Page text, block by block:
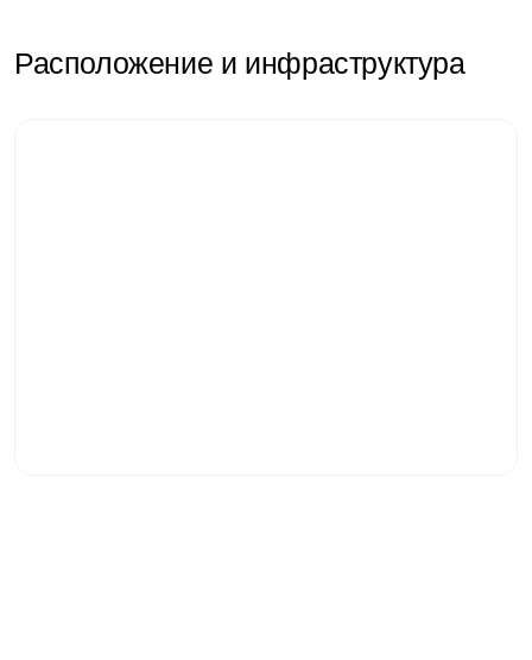
Расположение и инфраструктура